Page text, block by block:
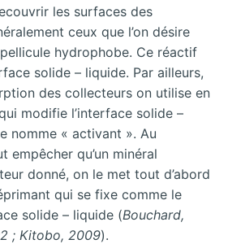
les surfaces des
ceux que l’on désire
hydrophobe. Ce réactif
solide – liquide. Par ailleurs,
des collecteurs on utilise en
modifie l’interface solide –
nomme « activant ». Au
empêcher qu’un minéral
donné, on le met tout d’abord
qui se fixe comme le
solide – liquide (Bouchard,
; Kitobo, 2009).